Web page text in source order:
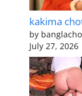
kakima
by
July 27, 2026